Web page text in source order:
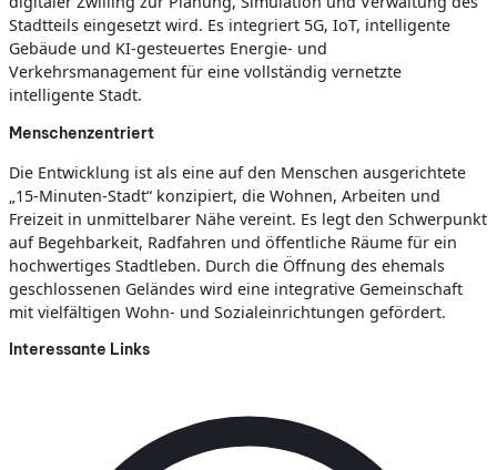
Stadtteils eingesetzt wird. Es integriert 5G, IoT, intelligente
Gebäude und KI-gesteuertes Energie- und
Verkehrsmanagement für eine vollständig vernetzte
intelligente Stadt.
Menschenzentriert
Die Entwicklung ist als eine auf den Menschen ausgerichtete
„15-Minuten-Stadt“ konzipiert, die Wohnen, Arbeiten und
Freizeit in unmittelbarer Nähe vereint. Es legt den Schwerpunkt
auf Begehbarkeit, Radfahren und öffentliche Räume für ein
hochwertiges Stadtleben. Durch die Öffnung des ehemals
geschlossenen Geländes wird eine integrative Gemeinschaft
mit vielfältigen Wohn- und Sozialeinrichtungen gefördert.
Interessante Links